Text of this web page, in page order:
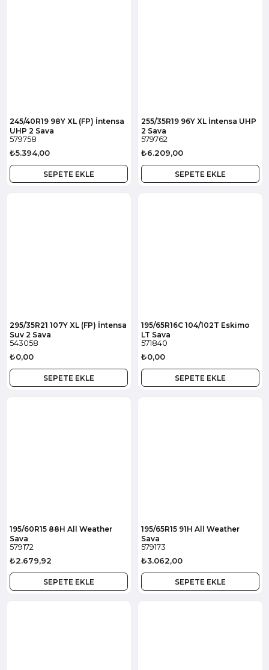
245/40R19 98Y XL (FP) İntensa
UHP 2 Sava
579758
₺5.394,00
SEPETE EKLE
255/35R19 96Y XL İntensa UHP
2 Sava
579762
₺6.209,00
SEPETE EKLE
295/35R21 107Y XL (FP) İntensa
Suv 2 Sava
543058
₺0,00
SEPETE EKLE
195/65R16C 104/102T Eskimo
LT Sava
571840
₺0,00
SEPETE EKLE
195/60R15 88H All Weather
Sava
579172
₺2.679,92
SEPETE EKLE
195/65R15 91H All Weather
Sava
579173
₺3.062,00
SEPETE EKLE